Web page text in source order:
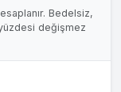
Bedelsiz,
yüzdesi değişmez